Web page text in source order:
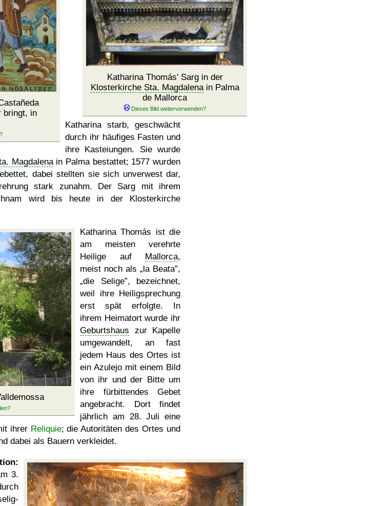
Katharina Thomás' Sarg in der
Klosterkirche Sta. Magdalenain Palma
de Mallorca
bringt, in
Katharina starb, geschwächt
durch ihr häufiges Fasten und
ihre Kasteiungen. Sie wurde
Magdalenain Palma bestattet; 1577 wurden
dabei stellten sie sich unverwest dar,
stark zunahm. Der Sarg mit ihrem
wird bis heute in der Klosterkirche
Katharina Thomás ist die
am meisten verehrte
Heilige auf Mallorca,
meist noch als
la Beata ,
die Selige , bezeichnet,
weil ihre Heiligsprechung
erst spät erfolgte. In
ihrem Heimatort wurde ihr
Geburtshaus zur Kapelle
umgewandelt, an fast
jedem Haus des Ortes ist
ein Azulejo mit einem Bild
von ihr und der Bitte um
ihre fürbittendes Gebet
angebracht. Dort findet
jährlich am 28. Juli eine
ihrer Reliquie; die Autoritäten des Ortes und
dabei als Bauern verkleidet.
3.